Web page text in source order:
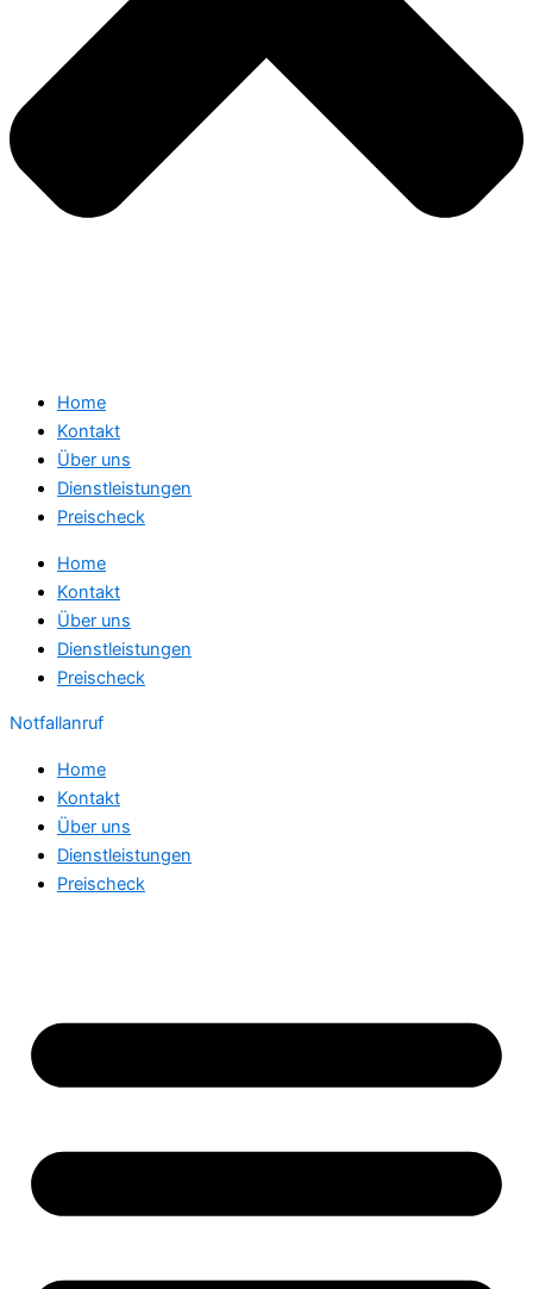
Home
Kontakt
Über uns
Dienstleistungen
Preischeck
Home
Kontakt
Über uns
Dienstleistungen
Preischeck
Notfallanruf
Home
Kontakt
Über uns
Dienstleistungen
Preischeck